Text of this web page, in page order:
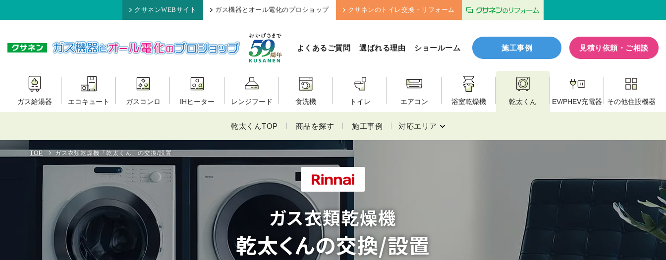
クサネンWEBサイト ガス機器とオール電化のプロショップ クサネンのトイレ交換・リフォーム
よくあるご質問 選ばれる理由 ショールーム 施工事例 見積り依頼・ご相談
ガス給湯器 エコキュート ガスコンロ IHヒーター レンジフード 食洗機 トイレ エアコン 浴室乾燥機 乾太くん EV/PHEV充電器 その他住設機器
乾太くんTOP 商品を探す 施工事例 対応エリア
TOP ガス衣類乾燥機「乾太くん」の交換/設置
ガス衣類乾燥機
乾太くんの交換/設置